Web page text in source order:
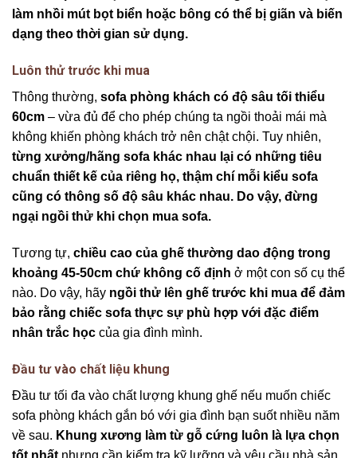
làm nhồi mút bọt biển hoặc bông có thể bị giãn và biến
dạng theo thời gian sử dụng.
Luôn thử trước khi mua
Thông thường, sofa phòng khách có độ sâu tối thiểu
60cm – vừa đủ để cho phép chúng ta ngồi thoải mái mà
không khiến phòng khách trở nên chật chội. Tuy nhiên,
từng xưởng/hãng sofa khác nhau lại có những tiêu
chuẩn thiết kế của riêng họ, thậm chí mỗi kiểu sofa
cũng có thông số độ sâu khác nhau. Do vậy, đừng
ngại ngồi thử khi chọn mua sofa.
Tương tự, chiều cao của ghế thường dao động trong
khoảng 45-50cm chứ không cố định ở một con số cụ thể
nào. Do vậy, hãy ngồi thử lên ghế trước khi mua để đảm
bảo rằng chiếc sofa thực sự phù hợp với đặc điểm
nhân trắc học của gia đình mình.
Đầu tư vào chất liệu khung
Đầu tư tối đa vào chất lượng khung ghế nếu muốn chiếc
sofa phòng khách gắn bó với gia đình bạn suốt nhiều năm
về sau. Khung xương làm từ gỗ cứng luôn là lựa chọn
tốt nhất nhưng cần kiểm tra kỹ lưỡng và yêu cầu nhà sản